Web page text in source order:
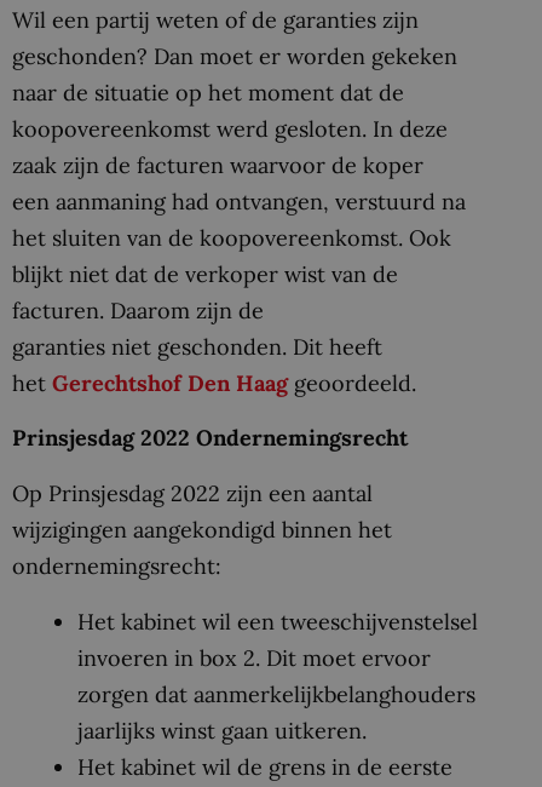
Wil een partij weten of de garanties zijn
geschonden? Dan moet er worden gekeken
naar de situatie op het moment dat de
koopovereenkomst werd gesloten. In deze
zaak zijn de facturen waarvoor de koper
een aanmaning had ontvangen, verstuurd na
het sluiten van de koopovereenkomst. Ook
blijkt niet dat de verkoper wist van de
facturen. Daarom zijn de
garanties niet geschonden. Dit heeft
het Gerechtshof Den Haaggeoordeeld.
Prinsjesdag 2022 Ondernemingsrecht
Op Prinsjesdag 2022 zijn een aantal
wijzigingen aangekondigd binnen het
ondernemingsrecht:
Het kabinet wil een tweeschijvenstelsel
invoeren in box 2. Dit moet ervoor
zorgen dat aanmerkelijkbelanghouders
jaarlijks winst gaan uitkeren.
Het kabinet wil de grens in de eerste